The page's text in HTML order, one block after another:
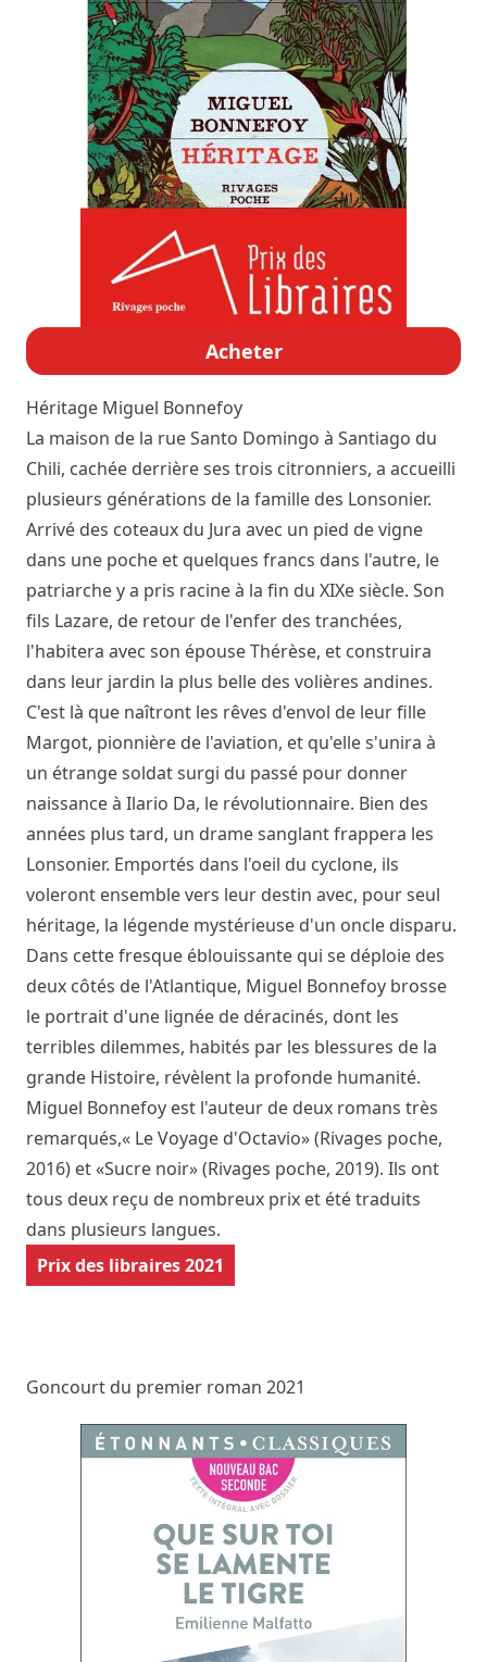
Acheter
Héritage Miguel Bonnefoy
La maison de la rue Santo Domingo à Santiago du
Chili, cachée derrière ses trois citronniers, a accueilli
plusieurs générations de la famille des Lonsonier.
Arrivé des coteaux du Jura avec un pied de vigne
dans une poche et quelques francs dans l'autre, le
patriarche y a pris racine à la fin du XIXe siècle. Son
fils Lazare, de retour de l'enfer des tranchées,
l'habitera avec son épouse Thérèse, et construira
dans leur jardin la plus belle des volières andines.
C'est là que naîtront les rêves d'envol de leur fille
Margot, pionnière de l'aviation, et qu'elle s'unira à
un étrange soldat surgi du passé pour donner
naissance à Ilario Da, le révolutionnaire. Bien des
années plus tard, un drame sanglant frappera les
Lonsonier. Emportés dans l'oeil du cyclone, ils
voleront ensemble vers leur destin avec, pour seul
héritage, la légende mystérieuse d'un oncle disparu.
Dans cette fresque éblouissante qui se déploie des
deux côtés de l'Atlantique, Miguel Bonnefoy brosse
le portrait d'une lignée de déracinés, dont les
terribles dilemmes, habités par les blessures de la
grande Histoire, révèlent la profonde humanité.
Miguel Bonnefoy est l'auteur de deux romans très
remarqués,« Le Voyage d'Octavio» (Rivages poche,
2016) et «Sucre noir» (Rivages poche, 2019). Ils ont
tous deux reçu de nombreux prix et été traduits
dans plusieurs langues.
Prix des libraires 2021
Goncourt du premier roman 2021